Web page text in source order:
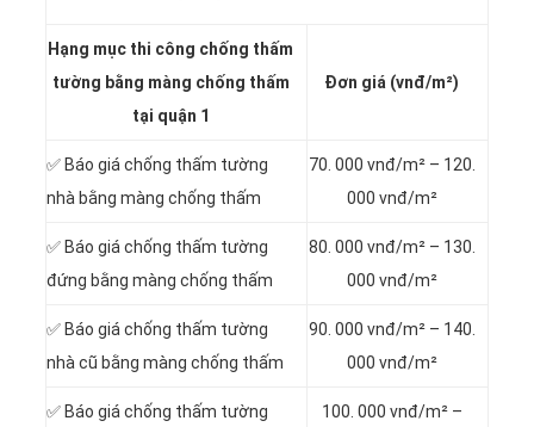
Hạng mục thi công chống thấm
tường bằng màng chống thấm
tại quận 1
Đơn giá (vnđ/m²)
✅ Báo giá chống thấm tường
nhà bằng màng chống thấm
70. 000 vnđ/m² – 120.
000 vnđ/m²
✅ Báo giá chống thấm tường
đứng bằng màng chống thấm
80. 000 vnđ/m² – 130.
000 vnđ/m²
✅ Báo giá chống thấm tường
nhà cũ bằng màng chống thấm
90. 000 vnđ/m² – 140.
000 vnđ/m²
✅ Báo giá chống thấm tường
100. 000 vnđ/m² –